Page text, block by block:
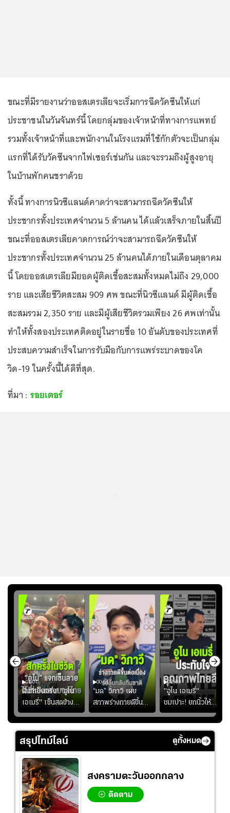
ขณะที่มีรายงานว่าออสเตรเลียจะเริ่มการฉีดวัคซีนให้แก่
ประชาชนในวันจันทร์นี้ โดยกลุ่มของเจ้าหน้าที่ทางการแพทย์
รวมทั้งเจ้าหน้าที่และพนักงานในโรงแรมที่ใช้กักตัวจะเป็นกลุ่ม
แรกที่ได้รับวัคซีนจากไฟเซอร์เช่นกัน และจะรวมถึงผู้สูงอายุ
ในบ้านพักคนชราด้วย
ทั้งนี้ ทางการนิวซีแลนด์คาดว่าจะสามารถฉีดวัคซีนให้
ประชากรทั้งประเทศจำนวน 5 ล้านคน ได้แล้วเสร็จภายในสิ้นปี
ขณะที่ออสเตรเลียคาดการณ์ว่าจะสามารถฉีดวัคซีนให้
ประชากรทั้งประเทศจำนวน 25 ล้านคนได้ภายในเดือนตุลาคม
นี้ โดยออสเตรเลียมียอดผู้ติดเชื้อสะสมทั้งหมดไม่ถึง 29,000
ราย และเสียชีวิตสะสม 909 ศพ ขณะที่นิวซีแลนด์ มีผู้ติดเชื้อ
สะสมรวม 2,350 ราย และมีผู้เสียชีวิตรวมเพียง 26 ศพเท่านั้น
ทำให้ทั้งสองประเทศติดอยู่ในรายชื่อ 10 อันดับของประเทศที่
ประสบความสำเร็จในการรับมือกับการแพร่ระบาดของโค
วิด-19 ในครั้งนี้ได้ดีที่สุด.
ที่มา : รอยเตอร์
01:07
ฝันที่เป็นจริง! "อูไน
เอเมรี่" เซ็นสดข้าง
รอยสักบนแผ่นหลัง
"คุณเต๊ะ" แฟนพันธุ์
แท้วิลล่า นาน 33 ปี
00:51
“มด” วิภาวี เผย
สภาพร่างกายดีขึ้น
อย่างต่อเนื่อง พร้อม
พยายามลงสนามให้
02:33
"อูไน เอเมรี่"
ชมเปาะ! ยกนิ้วให้
แท็กติกบีจี แฮปปี้
สุดๆ กับการเยือนไทย
สรุปไทม์ไลน์ ดูทั้งหมด
สงครามตะวันออกกลาง
ติดตาม